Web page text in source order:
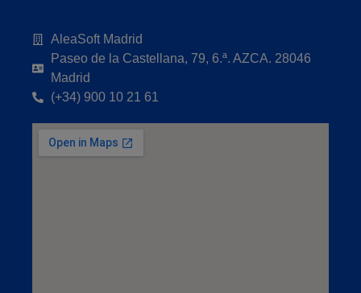
AleaSoft Madrid
Paseo de la Castellana, 79, 6.ª. AZCA. 28046
Madrid
(+34) 900 10 21 61